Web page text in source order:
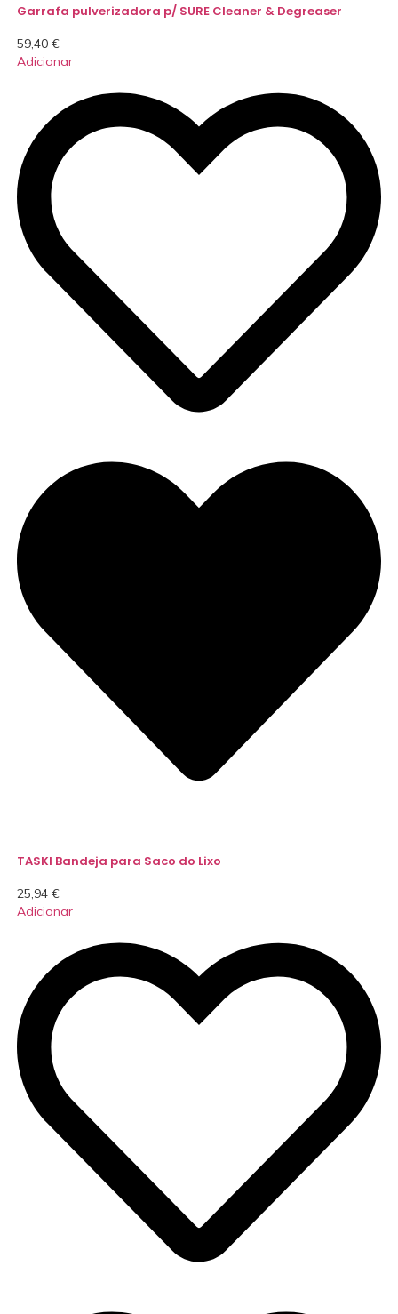
Garrafa pulverizadora p/ SURE Cleaner & Degreaser
59,40 €
Adicionar
TASKI Bandeja para Saco do Lixo
25,94 €
Adicionar